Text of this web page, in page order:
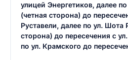
улицей Энергетиков, далее
(четная сторона) до
Руставели, далее по ул. Шота
сторона) до пересечения с
по ул. Крамского до